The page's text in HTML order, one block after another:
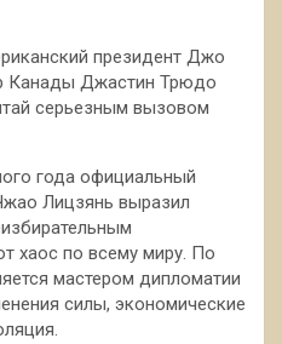
президент Джо
Канады Джастин Трюдо
серьезным вызовом
года официальный
Лицзянь выразил
хаос по всему миру. По
мастером дипломатии
силы, экономические